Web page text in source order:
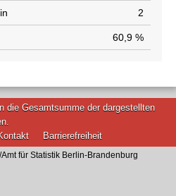
2
60,9 %
die Gesamtsumme der dargestellten
Barrierefreiheit
für Statistik Berlin-Brandenburg